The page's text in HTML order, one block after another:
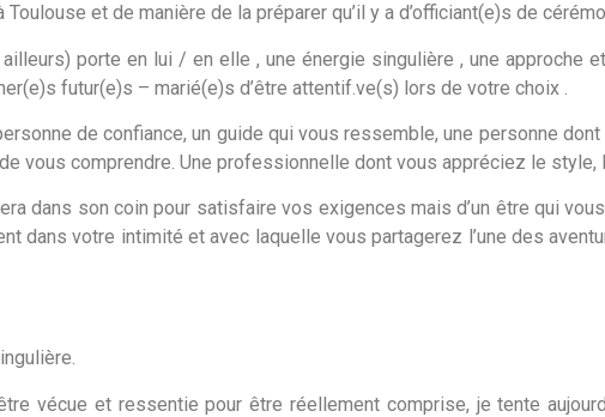
et de manière de la préparer qu’il y a d’officiant(e)s de
porte en lui / en elle , une énergie singulière , une approche
futur(e)s – marié(e)s d’être attentif.ve(s) lors de votre choix .
de confiance, un guide qui vous ressemble, une personne
vous comprendre. Une professionnelle dont vous appréciez le style,
dans son coin pour satisfaire vos exigences mais d’un être qui
dans votre intimité et avec laquelle vous partagerez l’une des
vécue et ressentie pour être réellement comprise, je tente